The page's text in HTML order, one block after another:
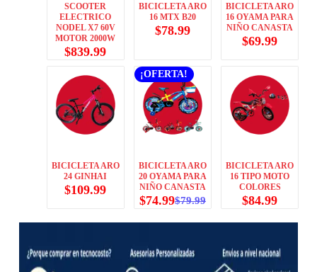
SCOOTER
ELECTRICO
NODEL X7 60V
MOTOR 2000W
$839.99
BICICLETA ARO
16 MTX B20
$78.99
BICICLETA ARO
16 OYAMA PARA
NIÑO CANASTA
$69.99
BICICLETA ARO
24 GINHAI
$109.99
¡OFERTA!
BICICLETA ARO
20 OYAMA PARA
NIÑO CANASTA
$79.99
$74.99
BICICLETA ARO
16 TIPO MOTO
COLORES
$84.99